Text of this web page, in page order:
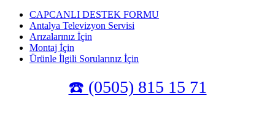
CAPCANLI DESTEK FORMU
Antalya Televizyon Servisi
Arızalarınız İçin
Montaj İçin
Ürünle İlgili Sorularınız İçin
☎️ (0505) 815 15 71